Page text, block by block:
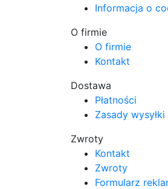
Informacja o
O firmie
O firmie
Kontakt
Dostawa
Płatności
Zasady wysyłki
Zwroty
Kontakt
Zwroty
Formularz